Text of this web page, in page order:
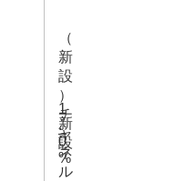
（
新
設
）
チ
ャ
ネ
ル
–
1
.
0
%
新
設